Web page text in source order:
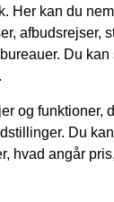
Her kan du
afbudsrejser,
Du
og funktioner,
Du
hvad angår